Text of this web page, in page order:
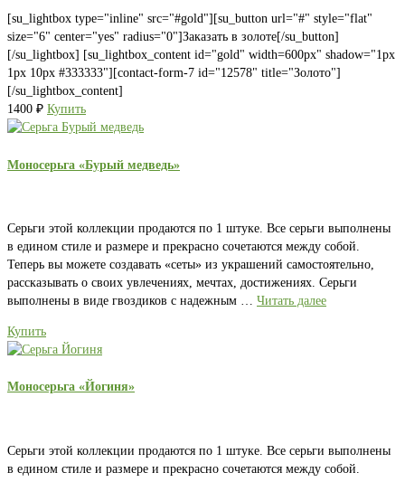
[su_lightbox type="inline" src="#gold"][su_button url="#" style="flat"
size="6" center="yes" radius="0"]Заказать в золоте[/su_button]
[/su_lightbox] [su_lightbox_content id="gold" width=600px" shadow="1px
1px 10px #333333"][contact-form-7 id="12578" title="Золото"]
[/su_lightbox_content]
1400 ₽ Купить
Моносерьга «Бурый медведь»
Серьги этой коллекции продаются по 1 штуке. Все серьги выполнены
в едином стиле и размере и прекрасно сочетаются между собой.
Теперь вы можете создавать «сеты» из украшений самостоятельно,
рассказывать о своих увлечениях, мечтах, достижениях. Серьги
выполнены в виде гвоздиков с надежным … Читать далее
Купить
Моносерьга «Йогиня»
Серьги этой коллекции продаются по 1 штуке. Все серьги выполнены
в едином стиле и размере и прекрасно сочетаются между собой.